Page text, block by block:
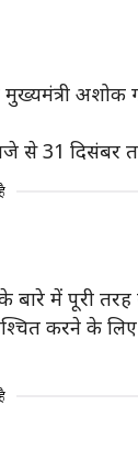
बजे से 31 दिसंबर
के बारे में पूरी
करने